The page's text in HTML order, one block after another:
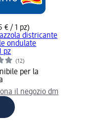
€ / 1 pz)
districante
ondulate
pz
(12)
per la
il negozio dm